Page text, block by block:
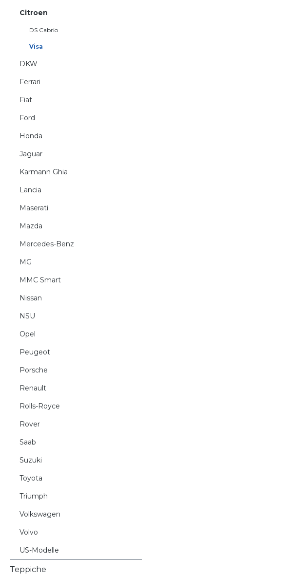
Citroen
DS Cabrio
Visa
DKW
Ferrari
Fiat
Ford
Honda
Jaguar
Karmann Ghia
Lancia
Maserati
Mazda
Mercedes-Benz
MG
MMC Smart
Nissan
NSU
Opel
Peugeot
Porsche
Renault
Rolls-Royce
Rover
Saab
Suzuki
Toyota
Triumph
Volkswagen
Volvo
US-Modelle
Teppiche